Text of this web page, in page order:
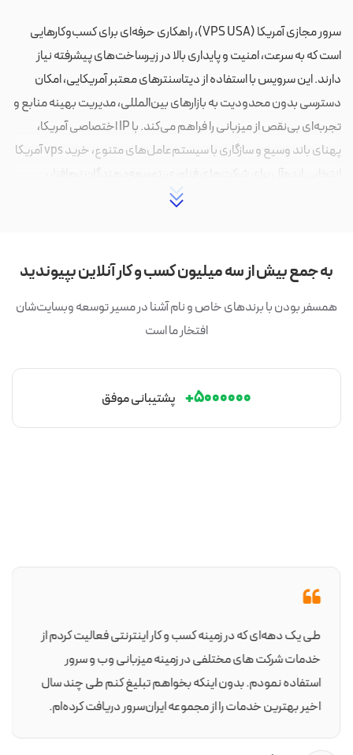
سرور مجازی آمریکا (VPS USA)، راهکاری حرفه‌ای برای کسب‌وکارهایی
است که به سرعت، امنیت و پایداری بالا در زیرساخت‌های پیشرفته نیاز
دارند. این سرویس با استفاده از دیتاسنترهای معتبر آمریکایی، امکان
دسترسی بدون محدودیت به بازارهای بین‌المللی، مدیریت بهینه منابع و
تجربه‌ای بی‌نقص از میزبانی را فراهم می‌کند. با IP اختصاصی آمریکا،
پهنای باند وسیع و سازگاری با سیستم‌عامل‌های متنوع، خرید vps آمریکا
انتخابی ایده‌آل برای شرکت‌های فناوری، توسعه‌دهندگان نرم‌افزار،
معامله‌گران بین‌المللی و کسب‌وکارهای آنلاین است.
انتخاب پلن مناسب سرور مجازی آمریکا (VPS) برای کسب‌وکار شما نیازمند
انتخاب بهینه را مرور می‌کنیم.
میزان ترافیک وب‌سایت: تخمین تعداد بازدیدکنندگان و حجم
پردازنده (CPU): برای پردازش‌های سنگین یا ترافیک بالا،
هسته‌های CPU بیشتر توصیه می‌شود.
پایگاه‌های داده بزرگ به RAM بیشتری نیاز دارد.
فضای ذخیره‌سازی: براساس حجم داده‌ها و نیاز به سرعت
دسترسی، بین SSD یا HDD انتخاب کنید.
بودجه و هزینه‌ها
به جمع بیش از سه میلیون کسب و کار آنلاین بپیوندید
همسفر بودن با برندهای خاص و نام آشنا در مسیر توسعه وبسایت‌شان
افتخار ما است
۵۰۰۰۰۰۰+ پشتیبانی موفق
طی یک دهه‌ای که در زمینه کسب و کار اینترنتی فعالیت کردم از
خدمات شرکت های مختلفی در زمینه میزبانی وب و سرور
استفاده نمودم. بدون اینکه بخواهم تبلیغ کنم طی چند سال
اخیر بهترین خدمات را از مجموعه ایران‌سرور دریافت کرده‌ام.